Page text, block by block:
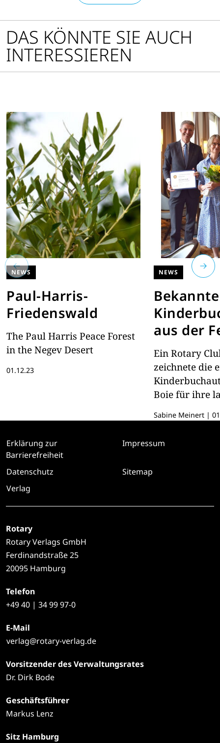
DAS KÖNNTE SIE AUCH
INTERESSIEREN
NEWS
Paul-Harris-
Friedenswald
The Paul Harris Peace Forest
in the Negev Desert
01.12.23
NEWS
Bekannte
aus der
Paul-
geehrt
Ein Rotary
zeichnete die
Boie für ihre
Eswatini
Sabine Meinert |
Erklärung zur
Barrierefreiheit
Impressum
Datenschutz
Sitemap
Verlag
Rotary
Rotary Verlags GmbH
Ferdinandstraße 25
20095 Hamburg
Telefon
+4940 | 34 99 97-0
E-Mail
verlag@rotary-verlag.de
Vorsitzender des Verwaltungsrates
Dr. Dirk Bode
Geschäftsführer
Markus Lenz
Sitz Hamburg